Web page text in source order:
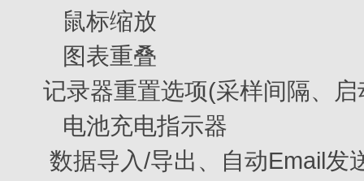
鼠标缩放
图表重叠
记录器重置选项(采样间隔、
电池充电指示器
数据导入/导出、自动Email发